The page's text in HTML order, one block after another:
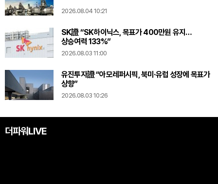
2026.08.04 10:21
SK證 “SK하이닉스, 목표가 400만원 유지…
상승여력 133%”
2026.08.03 11:00
유진투자證 “아모레퍼시픽, 북미·유럽 성장에 목표가
상향”
2026.08.03 10:26
더파워LIVE